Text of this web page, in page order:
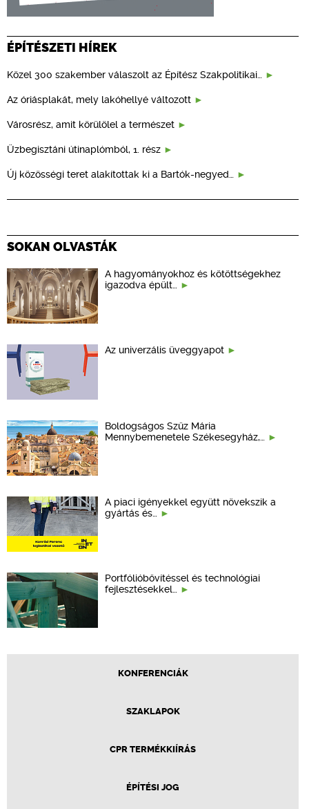
ÉPÍTÉSZETI HÍREK
Közel 300 szakember válaszolt az Építész Szakpolitikai…
Az óriásplakát, mely lakóhellyé változott
Városrész, amit körülölel a természet
Üzbegisztáni útinaplómból, 1. rész
Új közösségi teret alakítottak ki a Bartók-negyed…
SOKAN OLVASTÁK
A hagyományokhoz és kötöttségekhez
igazodva épült…
Az univerzális üveggyapot
Boldogságos Szűz Mária
Mennybemenetele Székesegyház,…
A piaci igényekkel együtt növekszik a
gyártás és…
Portfólióbővítéssel és technológiai
fejlesztésekkel…
KONFERENCIÁK
SZAKLAPOK
CPR TERMÉKKIÍRÁS
ÉPÍTÉSI JOG